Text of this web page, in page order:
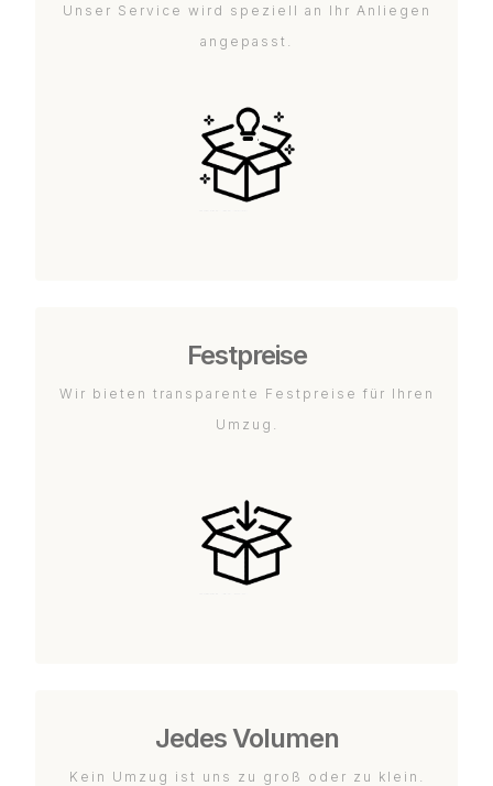
Unser Service wird speziell an Ihr Anliegen
angepasst.
Festpreise
Wir bieten transparente Festpreise für Ihren
Umzug.
Jedes Volumen
Kein Umzug ist uns zu groß oder zu klein.